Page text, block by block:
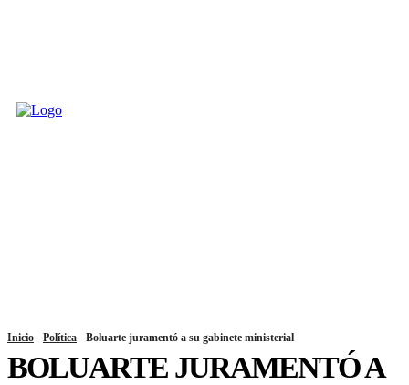
Inicio Política Boluarte juramentó a su gabinete ministerial
BOLUARTE JURAMENTÓ A